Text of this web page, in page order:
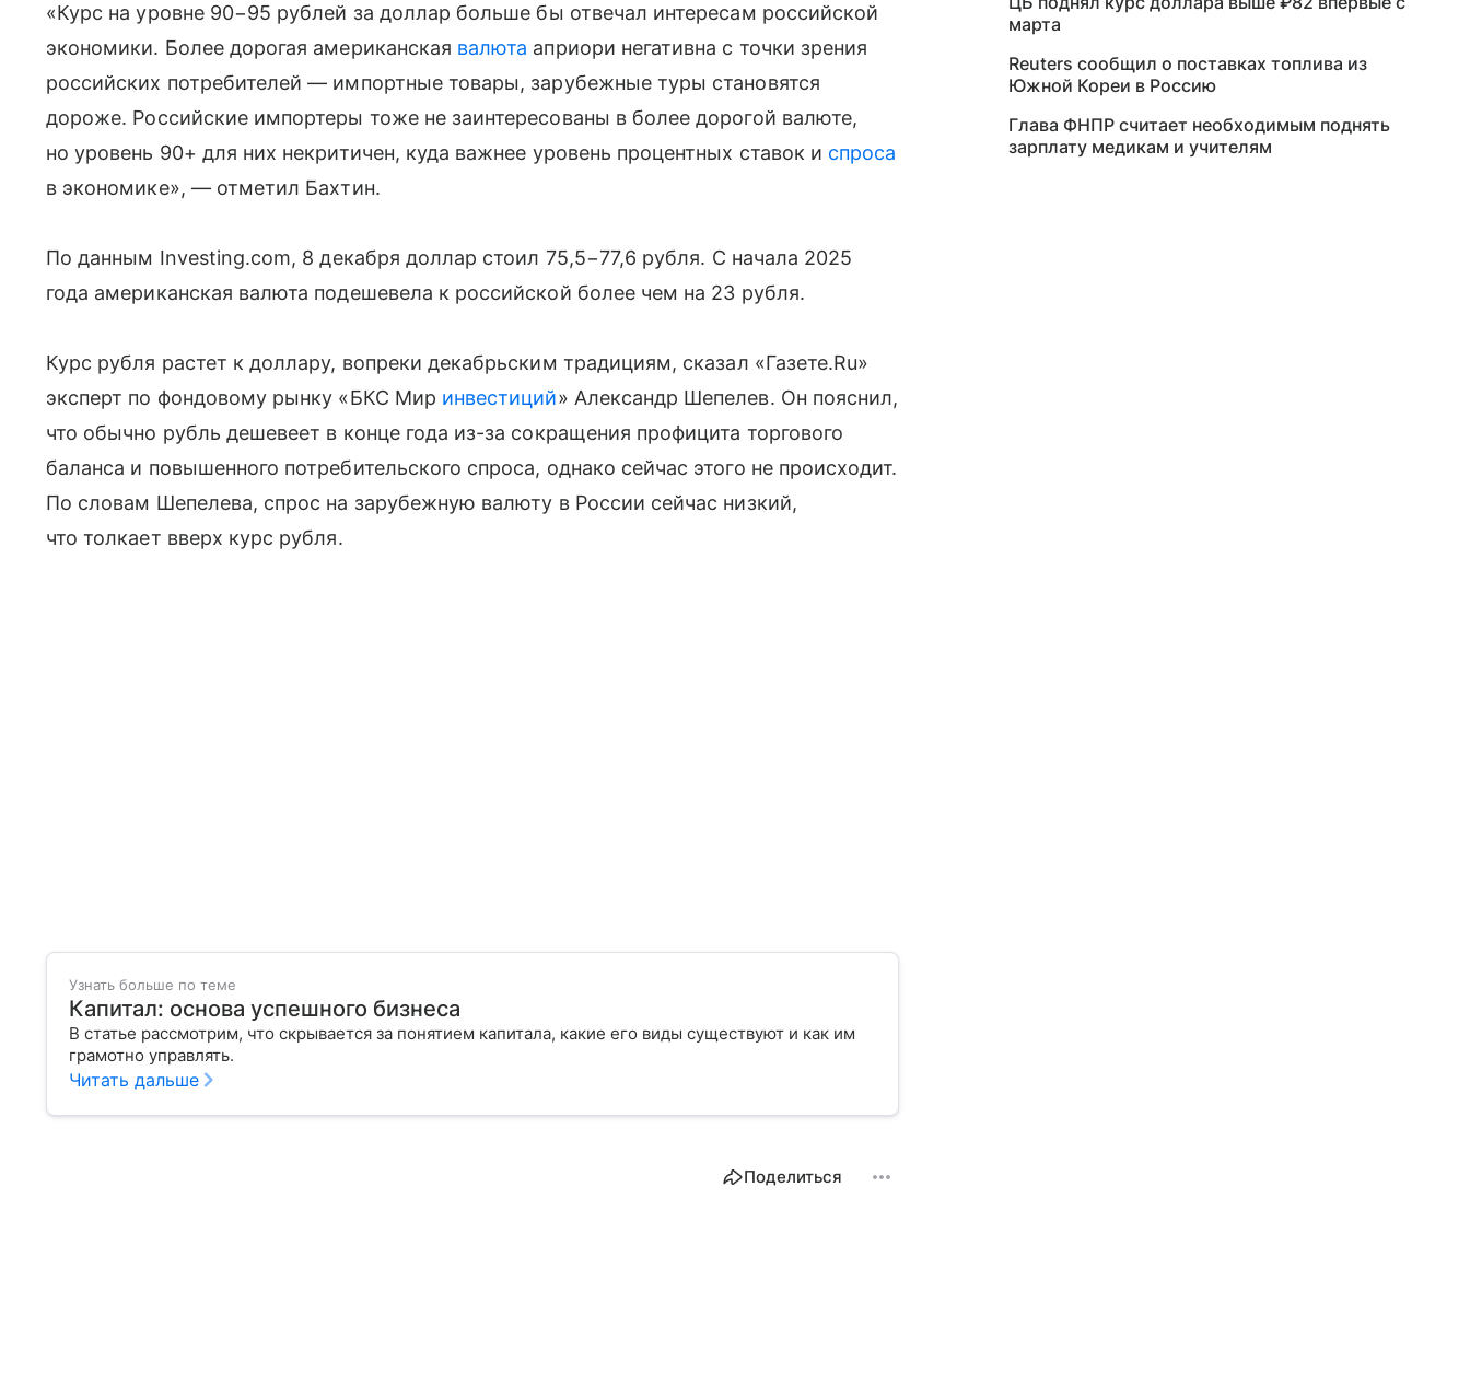
«Курс на уровне 90−95 рублей за доллар больше бы отвечал интересам российской
экономики. Более дорогая американская валюта априори негативна с точки зрения
российских потребителей — импортные товары, зарубежные туры становятся
дороже. Российские импортеры тоже не заинтересованы в более дорогой валюте,
но уровень 90+ для них некритичен, куда важнее уровень процентных ставок и спроса
в экономике», — отметил Бахтин.
По данным Investing.com, 8 декабря доллар стоил 75,5−77,6 рубля. С начала 2025
года американская валюта подешевела к российской более чем на 23 рубля.
Курс рубля растет к доллару, вопреки декабрьским традициям, сказал «Газете.Ru»
эксперт по фондовому рынку «БКС Мир инвестиций» Александр Шепелев. Он пояснил,
что обычно рубль дешевеет в конце года из-за сокращения профицита торгового
баланса и повышенного потребительского спроса, однако сейчас этого не происходит.
По словам Шепелева, спрос на зарубежную валюту в России сейчас низкий,
что толкает вверх курс рубля.
Узнать больше по теме
Капитал: основа успешного бизнеса
В статье рассмотрим, что скрывается за понятием капитала, какие его виды существуют и как им
грамотно управлять.
Читать дальше
Поделиться
марта
Reuters сообщил о поставках топлива из
Южной Кореи в Россию
Глава ФНПР считает необходимым поднять
зарплату медикам и учителям